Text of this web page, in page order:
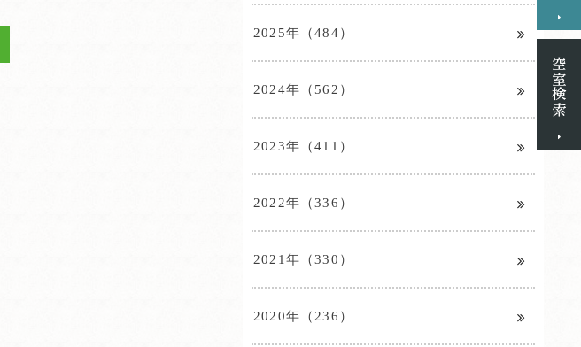
2025年（484）
2024年（562）
2023年（411）
2022年（336）
2021年（330）
2020年（236）